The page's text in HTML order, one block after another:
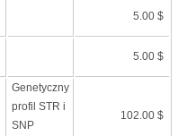
5.00 $
5.00 $
Genetyczny
profil STR i
SNP
102.00 $